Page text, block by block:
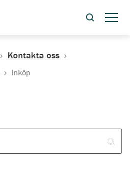
Kontakta oss
Inköp